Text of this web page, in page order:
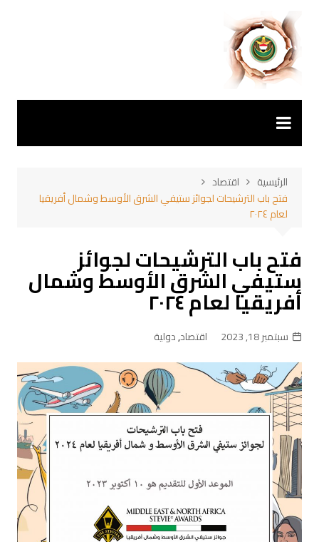
المحتوى
الرئيسية
اقتصاد
فتح باب الترشيحات لجوائز ستيفي الشرق الأوسط وشمال أفريقيا
لعام ٢٠٢٤
فتح باب الترشيحات لجوائز
ستيفي الشرق الأوسط وشمال
أفريقيا لعام ٢٠٢٤
سبتمبر 18, 2023 اقتصاد,دولية